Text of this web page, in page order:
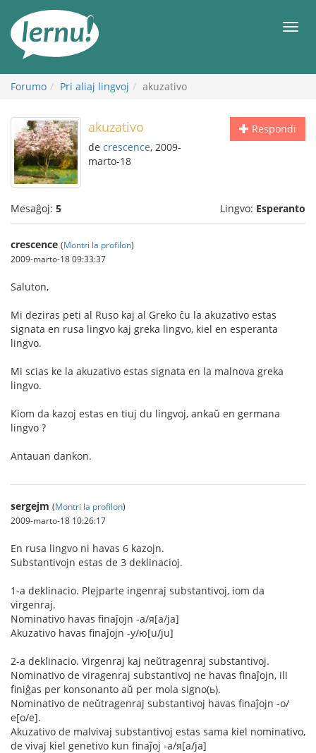
enhavo
Forumo Pri aliaj lingvoj akuzativo
Respondi
akuzativo
de crescence, 2009-
marto-18
Mesaĝoj: 5 Lingvo: Esperanto
crescence (Montri la profilon)
2009-marto-18 09:33:37
Saluton,
Mi deziras peti al Ruso kaj al Greko ĉu la akuzativo estas
signata en rusa lingvo kaj greka lingvo, kiel en esperanta
lingvo.
Mi scias ke la akuzativo estas signata en la malnova greka
lingvo.
Kiom da kazoj estas en tiuj du lingvoj, ankaŭ en germana
lingvo ?
Antauan dankon.
sergejm (Montri la profilon)
2009-marto-18 10:26:17
En rusa lingvo ni havas 6 kazojn.
Substantivojn estas de 3 deklinacioj.
1-a deklinacio. Plejparte ingenraj substantivoj, iom da
virgenraj.
Nominativo havas finaĵojn -а/я[a/ja]
Akuzativo havas finaĵojn -у/ю[u/ju]
2-a deklinacio. Virgenraj kaj neŭtragenraj substantivoj.
Nominativo de viragenraj substantivoj ne havas finaĵojn, ili
finiĝas per konsonanto aŭ per mola signo(ь).
Nominativo de neŭtragenraj substantivoj havas finaĵojn -о/
е[o/e].
Akuzativo de malvivaj substantivoj estas sama kiel nominativo,
de vivaj kiel genetivo kun finaĵoj -а/я[a/ja]